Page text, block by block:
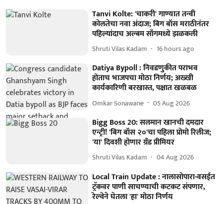
Tanvi Kolte: 'चाकरी' गाण्यात तन्वी
कोलतेचा नवा अंदाज; बिग बॉस मराठीनंतर
पहिल्यांदाच अल्बम साँगमध्ये झळकली
Shruti Vilas Kadam 16 hours ago
Datiya Bypoll : निवडणुकीत पराभव
होताच भाजपचा मोठा निर्णय; अख्खी
कार्यकारिणी बरखास्त, पक्षात खळबळ
Omkar Sonawane 05 Aug 2026
Bigg Boss 20: सलमान खानची दमदार
एन्ट्री! 'बिग बॉस २०'चा पहिला प्रोमो रिलीज;
'या' दिवशी होणार ग्रँड प्रीमियर
Shruti Vilas Kadam 04 Aug 2026
Local Train Update : नालासोपारा-वसईत
ट्रॅकवर पाणी साचण्याची कटकट संपणार,
रेल्वेने घेतला 'हा' मोठा निर्णय